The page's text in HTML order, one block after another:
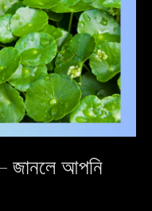
জানলে আপনি